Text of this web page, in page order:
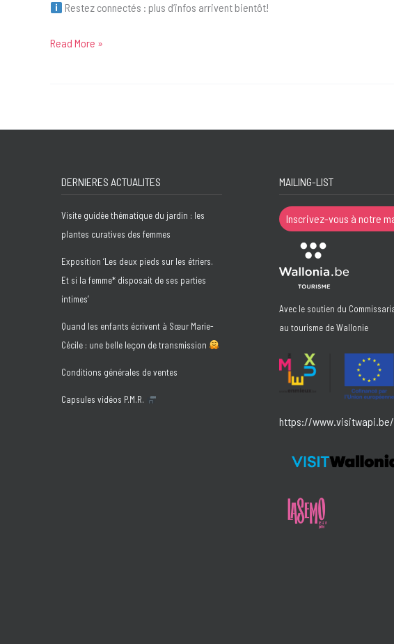
Restez connectés : plus d’infos arrivent bientôt!
Read More »
DERNIERES ACTUALITES
Visite guidée thématique du jardin : les
plantes curatives des femmes
Exposition ‘Les deux pieds sur les étriers.
Et si la femme* disposait de ses parties
intimes’
Quand les enfants écrivent à Sœur Marie-
Cécile : une belle leçon de transmission
Conditions générales de ventes
Capsules vidéos P.M.R.
MAILING-LIST
Inscrivez-vous à notre
Avec le soutien du
au tourisme de Wallonie
https://www.visitwapi.be/